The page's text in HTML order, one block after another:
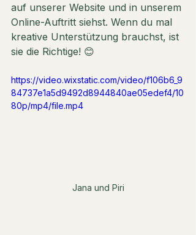
auf unserer Website und in unserem
Online-Auftritt siehst. Wenn du mal
kreative Unterstützung brauchst, ist
sie die Richtige! 😊
https://video.wixstatic.com/video/f106b6_9
84737e1a5d9492d8944840ae05edef4/10
80p/mp4/file.mp4
Jana und Piri